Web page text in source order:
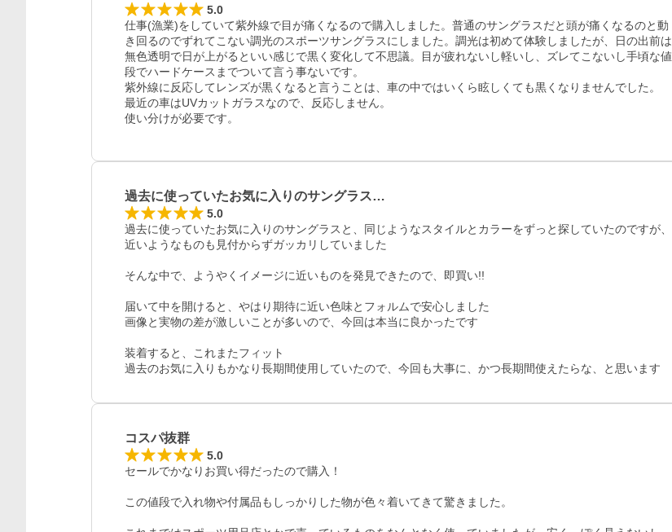
5.0
仕事(漁業)をしていて紫外線で目が痛くなるので購入しました。普通のサングラスだと頭が痛くなるのと動
き回るのでずれてこない調光のスポーツサングラスにしました。調光は初めて体験しましたが、日の出前は
無色透明で日が上がるといい感じで黒く変化して不思議。目が疲れないし軽いし、ズレてこないし手頃な値
段でハードケースまでついて言う事ないです。
紫外線に反応してレンズが黒くなると言うことは、車の中ではいくら眩しくても黒くなりませんでした。
最近の車はUVカットガラスなので、反応しません。
使い分けが必要です。
過去に使っていたお気に入りのサングラス…
5.0
過去に使っていたお気に入りのサングラスと、同じようなスタイルとカラーをずっと探していたのですが、
近いようなものも見付からずガッカリしていました
そんな中で、ようやくイメージに近いものを発見できたので、即買い!!
届いて中を開けると、やはり期待に近い色味とフォルムで安心しました
画像と実物の差が激しいことが多いので、今回は本当に良かったです
装着すると、これまたフィット
過去のお気に入りもかなり長期間使用していたので、今回も大事に、かつ長期間使えたらな、と思います
コスパ抜群
5.0
セールでかなりお買い得だったので購入！
この値段で入れ物や付属品もしっかりした物が色々着いてきて驚きました。